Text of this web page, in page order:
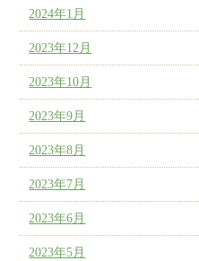
2024年1月
2023年12月
2023年10月
2023年9月
2023年8月
2023年7月
2023年6月
2023年5月